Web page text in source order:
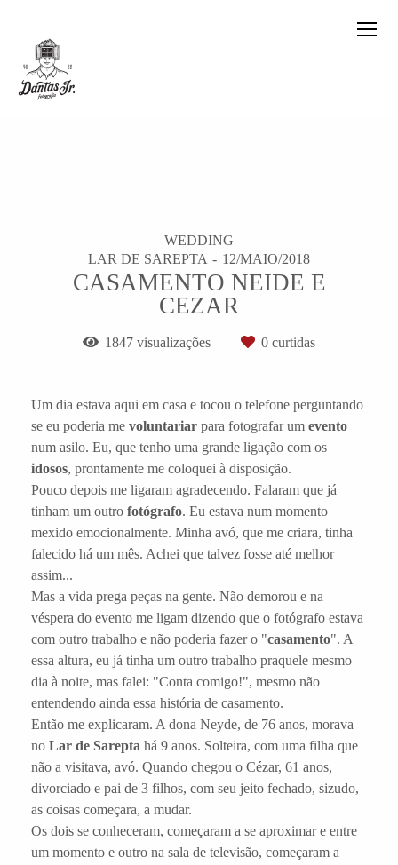
WEDDING
LAR DE SAREPTA
12/MAIO/2018
CASAMENTO NEIDE E
CEZAR
1847 visualizações 0 curtidas
Um dia estava aqui em casa e tocou o telefone perguntando
se eu poderia me voluntariar para fotografar um evento
num asilo. Eu, que tenho uma grande ligação com os
idosos, prontamente me coloquei à disposição.
Pouco depois me ligaram agradecendo. Falaram que já
tinham um outro fotógrafo. Eu estava num momento
mexido emocionalmente. Minha avó, que me criara, tinha
falecido há um mês. Achei que talvez fosse até melhor
assim...
Mas a vida prega peças na gente. Não demorou e na
véspera do evento me ligam dizendo que o fotógrafo estava
com outro trabalho e não poderia fazer o "casamento". A
essa altura, eu já tinha um outro trabalho praquele mesmo
dia à noite, mas falei: "Conta comigo!", mesmo não
entendendo ainda essa história de casamento.
Então me explicaram. A dona Neyde, de 76 anos, morava
no Lar de Sarepta há 9 anos. Solteira, com uma filha que
não a visitava, avó. Quando chegou o Cézar, 61 anos,
divorciado e pai de 3 filhos, com seu jeito fechado, sizudo,
as coisas começara, a mudar.
Os dois se conheceram, começaram a se aproximar e entre
um momento e outro na sala de televisão, começaram a